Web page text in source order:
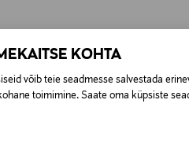
KOHTA
võib teie seadmesse salvestada
toimimine. Saate oma küpsiste
0,00 €
jooksul alates kauba